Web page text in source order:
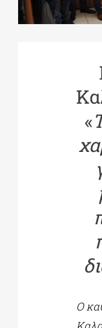
ΕΚΠΑΙΔΕΥΤΙΚΑ ΙΔΡΥΜΑΤΑ
«
Ο